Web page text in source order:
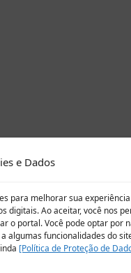
e Dados
para melhorar sua
digitais. Ao aceitar, você nos
o portal. Você pode optar por
algumas funcionalidades do
[Política de Proteção de